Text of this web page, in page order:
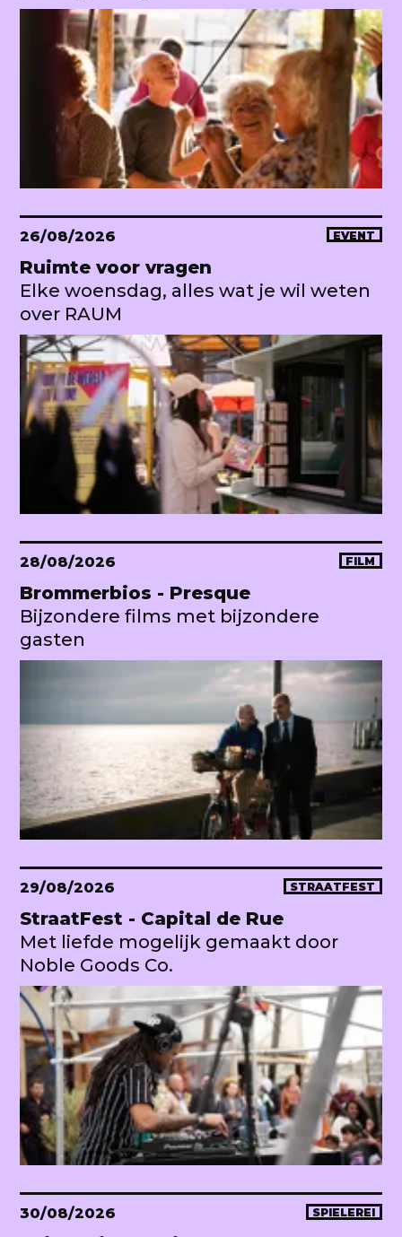
26/08/2026 EVENT
Ruimte voor vragen
Elke woensdag, alles wat je wil weten
over RAUM
28/08/2026 FILM
Brommerbios - Presque
Bijzondere films met bijzondere
gasten
29/08/2026 STRAATFEST
StraatFest - Capital de Rue
Met liefde mogelijk gemaakt door
Noble Goods Co.
30/08/2026 SPIELEREI